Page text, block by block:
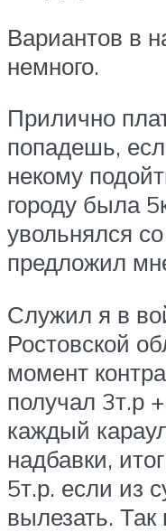
Вариантов в
немного.
Прилично
попадешь,
некому
городу была
увольнялся
предложил
Служил я в
Ростовской
момент
получал 3т.р
каждый
надбавки,
5т.р. если из
вылезать. Так